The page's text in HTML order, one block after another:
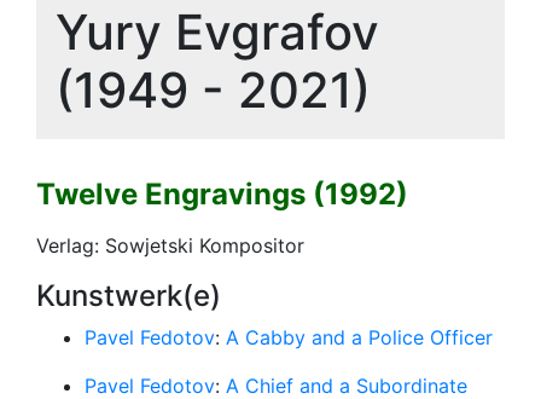
Yury Evgrafov
(1949 - 2021)
Twelve Engravings (1992)
Verlag: Sowjetski Kompositor
Kunstwerk(e)
Pavel Fedotov: A Cabby and a Police Officer
Pavel Fedotov: A Chief and a Subordinate